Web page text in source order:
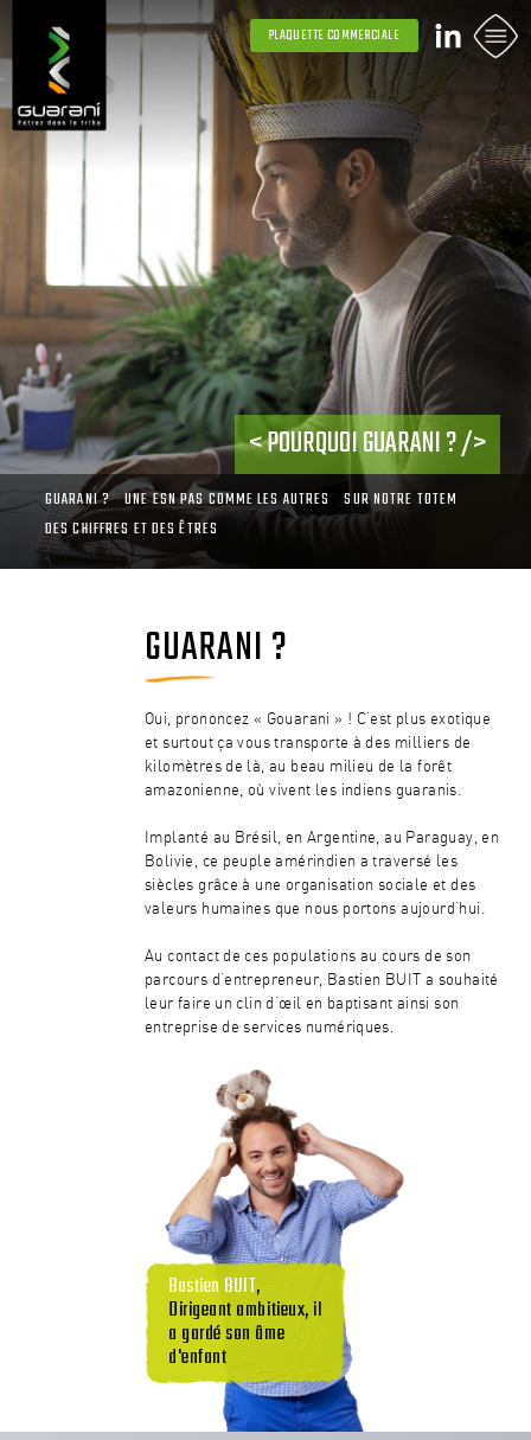
PLAQUETTE COMMERCIALE
POURQUOI GUARANI ?
GUARANI ? UNE ESN PAS COMME LES AUTRES
SUR NOTRE TOTEM
DES CHIFFRES ET DES ÊTRES
GUARANI ?
Oui, prononcez « Gouarani » ! C’est plus exotique
et surtout ça vous transporte à des milliers de
kilomètres de là, au beau milieu de la forêt
amazonienne, où vivent les indiens guaranis.
Implanté au Brésil, en Argentine, au Paraguay, en
Bolivie, ce peuple amérindien a traversé les
siècles grâce à une organisation sociale et des
valeurs humaines que nous portons aujourd’hui.
Au contact de ces populations au cours de son
parcours d’entrepreneur, Bastien BUIT a souhaité
leur faire un clin d’œil en baptisant ainsi son
entreprise de services numériques.
Bastien BUIT,
Dirigeant ambitieux, il
a gardé son âme
d'enfant